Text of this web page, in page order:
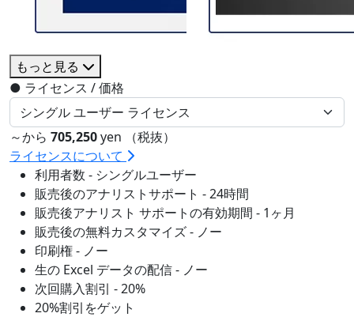
もっと見る
● ライセンス / 価格
～から 705,250yen （税抜）
ライセンスについて
利用者数 - シングルユーザー
販売後のアナリストサポート - 24時間
販売後アナリスト サポートの有効期間 - 1ヶ月
販売後の無料カスタマイズ - ノー
印刷権 - ノー
生の Excel データの配信 - ノー
次回購入割引 - 20%
20%割引をゲット